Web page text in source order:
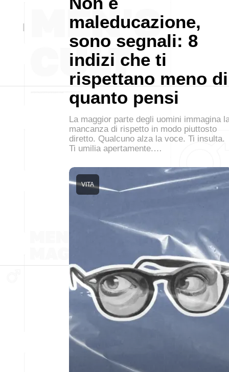
maleducazione,
sono segnali: 8
indizi che ti
rispettano meno di
quanto pensi
La maggior parte degli uomini immagina
mancanza di rispetto in modo piuttosto
diretto. Qualcuno alza la voce. Ti insulta.
Ti umilia apertamente.…
VITA